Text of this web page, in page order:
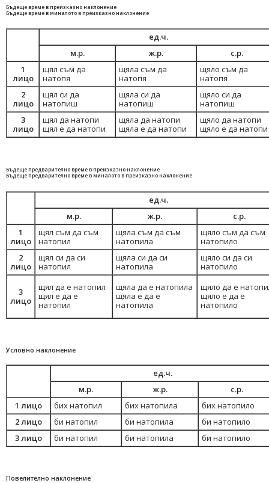
Бъдеще време в преизказно наклонение
Бъдеще време в миналото в преизказно наклонение
ед.ч.
м.р.
ж.р.
с.р.
1
лицо
щял съм да
натопя
щяла съм да
натопя
щяло съм да
натопя
2
лицо
щял си да
натопиш
щяла си да
натопиш
щяло си да
натопиш
3
лицо
щял да натопи
щял е да натопи
щяла да натопи
щяла е да натопи
щяло да натопи
щяло е да натопи
Бъдеще предварително време в преизказно наклонение
Бъдеще предварително време в миналото в преизказно наклонение
ед.ч.
м.р.
ж.р.
с.р.
1
лицо
щял съм да съм
натопил
щяла съм да съм
натопила
щяло съм да съм
натопило
2
лицо
щял си да си
натопил
щяла си да си
натопила
щяло си да си
натопило
3
лицо
щял да е натопил
щял е да е
натопил
щяла да е натопила
щяла е да е
натопила
щяло да е
щяло е да е
натопило
Условно наклонение
ед.ч.
м.р.
ж.р.
с.р.
1 лицо
бих натопил бих натопила
бих натопило
2 лицо
би натопил би натопила
би натопило
3 лицо
би натопил би натопила би натопило
Повелително наклонение